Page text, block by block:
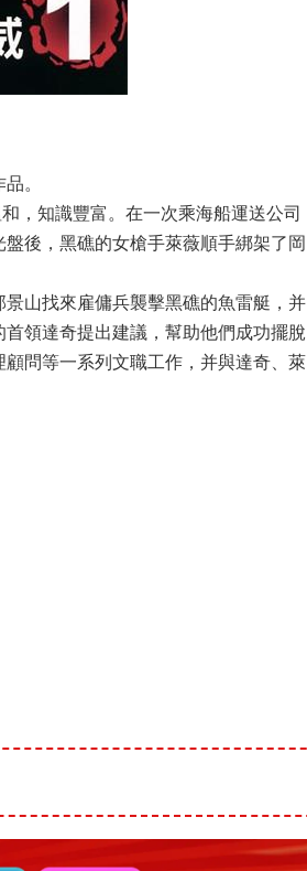
。
，知識豐富。在一次乘海船運送公司
後，黑礁的女槍手萊薇順手綁架了岡
山找來雇傭兵襲擊黑礁的魚雷艇，并
領達奇提出建議，幫助他們成功擺脫
問等一系列文職工作，并與達奇、萊